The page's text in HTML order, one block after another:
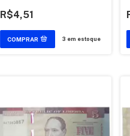
R$4,51
3 em estoque